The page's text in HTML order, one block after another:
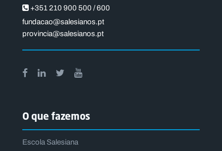
+351 210 900 500 / 600
fundacao@salesianos.pt
provincia@salesianos.pt
O que fazemos
Escola Salesiana